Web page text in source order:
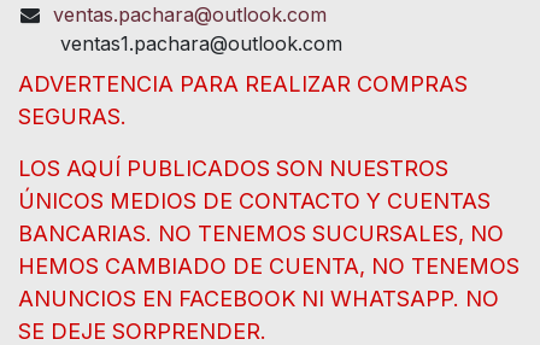
ventas.pachara@outlook.com
ventas1.pachara@outlook.com
ADVERTENCIA PARA REALIZAR COMPRAS
SEGURAS.
LOS AQUÍ PUBLICADOS SON NUESTROS
ÚNICOS MEDIOS DE CONTACTO Y CUENTAS
BANCARIAS. NO TENEMOS SUCURSALES, NO
HEMOS CAMBIADO DE CUENTA, NO TENEMOS
ANUNCIOS EN FACEBOOK NI WHATSAPP. NO
SE DEJE SORPRENDER.